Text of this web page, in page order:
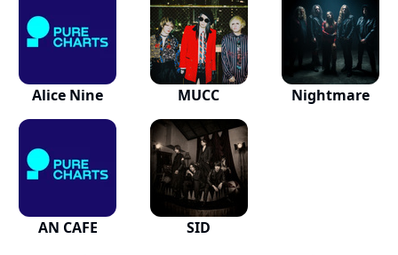
Alice Nine MUCC Nightmare
AN CAFE SID